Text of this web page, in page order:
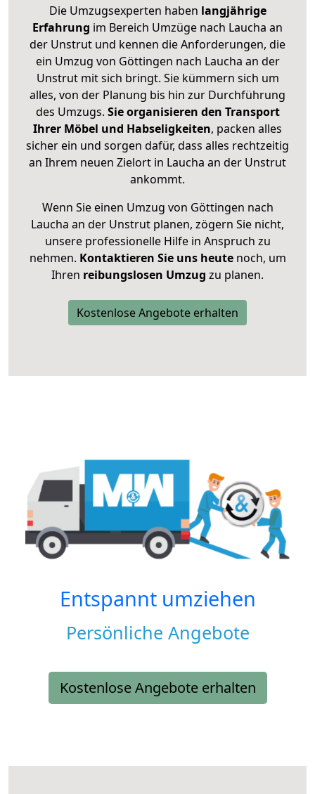
Die Umzugsexperten haben langjährige
Erfahrung im Bereich Umzüge nach Laucha an
der Unstrut und kennen die Anforderungen, die
ein Umzug von Göttingen nach Laucha an der
Unstrut mit sich bringt. Sie kümmern sich um
alles, von der Planung bis hin zur Durchführung
des Umzugs. Sie organisieren den Transport
Ihrer Möbel und Habseligkeiten, packen alles
sicher ein und sorgen dafür, dass alles rechtzeitig
an Ihrem neuen Zielort in Laucha an der Unstrut
ankommt.
Wenn Sie einen Umzug von Göttingen nach
Laucha an der Unstrut planen, zögern Sie nicht,
unsere professionelle Hilfe in Anspruch zu
nehmen. Kontaktieren Sie uns heutenoch, um
Ihren reibungslosen Umzug zu planen.
Kostenlose Angebote erhalten
Entspannt umziehen
Persönliche Angebote
Kostenlose Angebote erhalten